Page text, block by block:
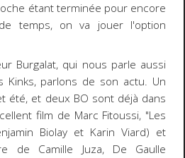
étant terminée pour encore
temps, on va jouer l'option
Burgalat, qui nous parle aussi
Kinks, parlons de son actu. Un
été, et deux BO sont déjà dans
film de Marc Fitoussi, "Les
Biolay et Karin Viard) et
de Camille Juza, De Gaulle